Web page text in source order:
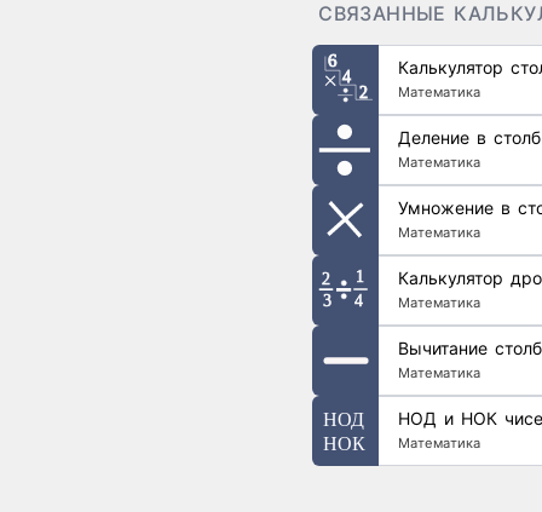
СВЯЗАННЫЕ
Калькулятор
Математика
Деление в
Математика
Умножение в
Математика
Калькулятор
Математика
Вычитание
Математика
НОД и НОК
Математика